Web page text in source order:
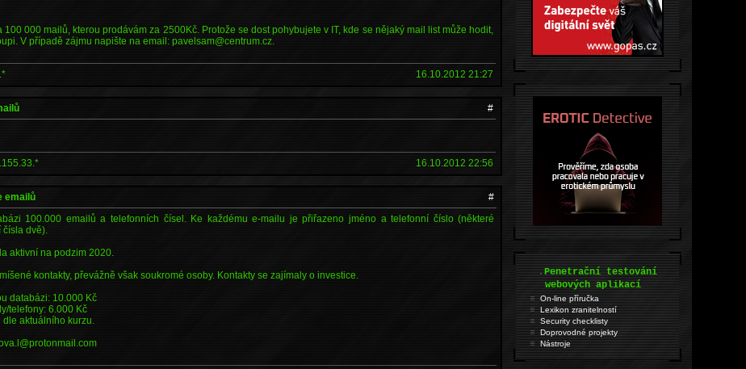
100 000 mailů, kterou prodávám za 2500Kč. Protože se dost pohybujete v IT, kde se nějaký mail list může hodit,
V případě zájmu napište na email: pavelsam@centrum.cz.
16.10.2012 21:27
#
16.10.2012 22:56
emailů
#
100.000 emailů a telefonních čísel. Ke každému e-mailu je přiřazeno jméno a telefonní číslo (některé
dvě).
aktivní na podzim 2020.
kontakty, převážně však soukromé osoby. Kontakty se zajímaly o investice.
databázi: 10.000 Kč
telefony: 6.000 Kč
dle aktuálního kurzu.
.Penetrační testování
webových aplikací
On-line příručka
Lexikon zranitelností
Security checklisty
Doprovodné projekty
Nástroje